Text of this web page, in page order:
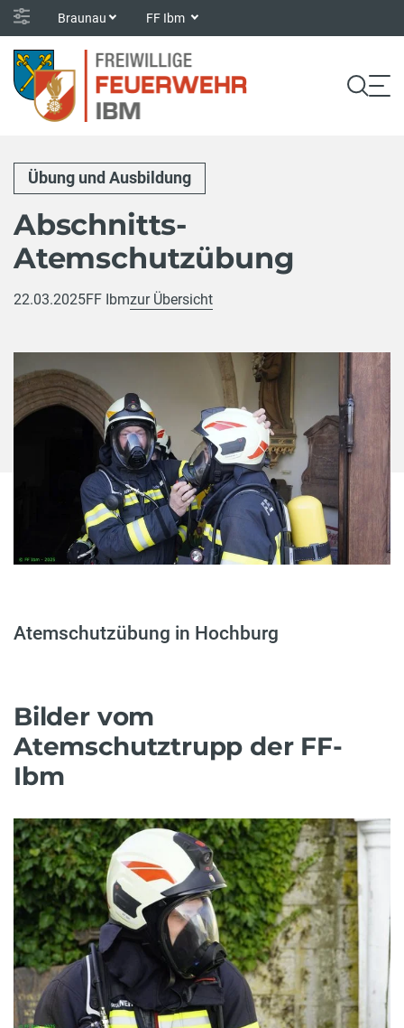
Braunau FF Ibm
Übung und Ausbildung
Abschnitts-
Atemschutzübung
22.03.2025FF Ibmzur Übersicht
Atemschutzübung in Hochburg
Bilder vom
Atemschutztrupp der FF-
Ibm